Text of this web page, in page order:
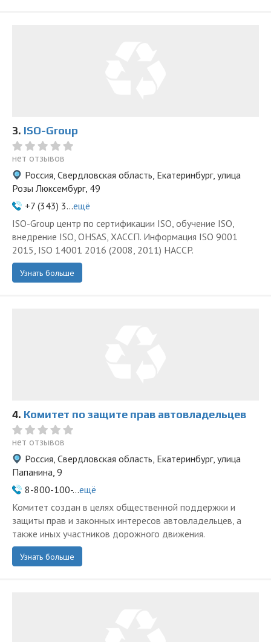
3. ISO-Group
нет отзывов
Россия, Свердловская область, Екатеринбург, улица
Розы Люксембург, 49
+7 (343) 3...ещё
ISO-Group центр по сертификации ISO, обучение ISO,
внедрение ISO, OHSAS, ХАССП. Информация ISO 9001
2015, ISO 14001 2016 (2008, 2011) HACCP.
Узнать больше
4. Комитет по защите прав автовладельцев
нет отзывов
Россия, Свердловская область, Екатеринбург, улица
Папанина, 9
8-800-100-...ещё
Комитет создан в целях общественной поддержки и
защиты прав и законных интересов автовладельцев, а
также иных участников дорожного движения.
Узнать больше